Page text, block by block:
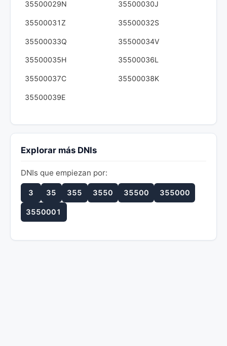
35500029N 35500030J
35500031Z 35500032S
35500033Q 35500034V
35500035H 35500036L
35500037C 35500038K
35500039E
Explorar más DNIs
DNIs que empiezan por:
3 35 355 3550 35500 355000
3550001